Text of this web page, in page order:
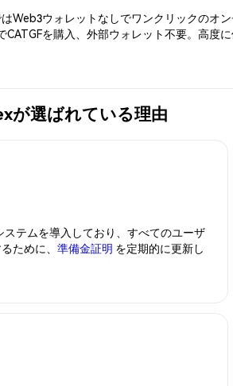
Web3ウォレットなしでワンクリックのオ
を購入、外部ウォレット不要。高度
が選ばれている理由
テムを導入しており、すべてのユーザ
ために、 準備金証明 を定期的に更新し